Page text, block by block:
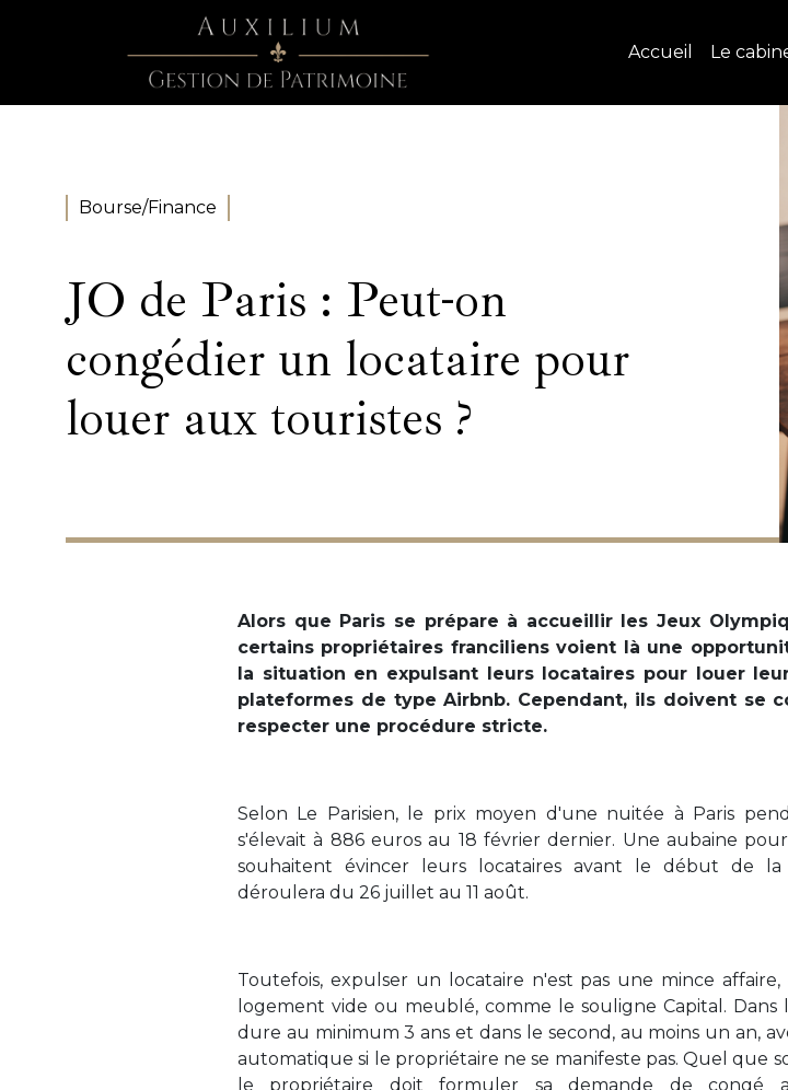
Accueil Le
Bourse/Finance
JO de Paris : Peut-on
congédier un locataire pour
louer aux touristes ?
Alors que Paris se prépare à accueillir les Jeux
certains propriétaires franciliens voient là une
la situation en expulsant leurs locataires pour louer
plateformes de type Airbnb. Cependant, ils doivent se
respecter une procédure stricte.
Selon Le Parisien, le prix moyen d'une nuitée à Paris
s'élevait à 886 euros au 18 février dernier. Une aubaine
souhaitent évincer leurs locataires avant le début de la
déroulera du 26 juillet au 11 août.
Toutefois, expulser un locataire n'est pas une mince
logement vide ou meublé, comme le souligne Capital. Dans
dure au minimum 3 ans et dans le second, au moins un an,
automatique si le propriétaire ne se manifeste pas. Quel que
le propriétaire doit formuler sa demande de congé